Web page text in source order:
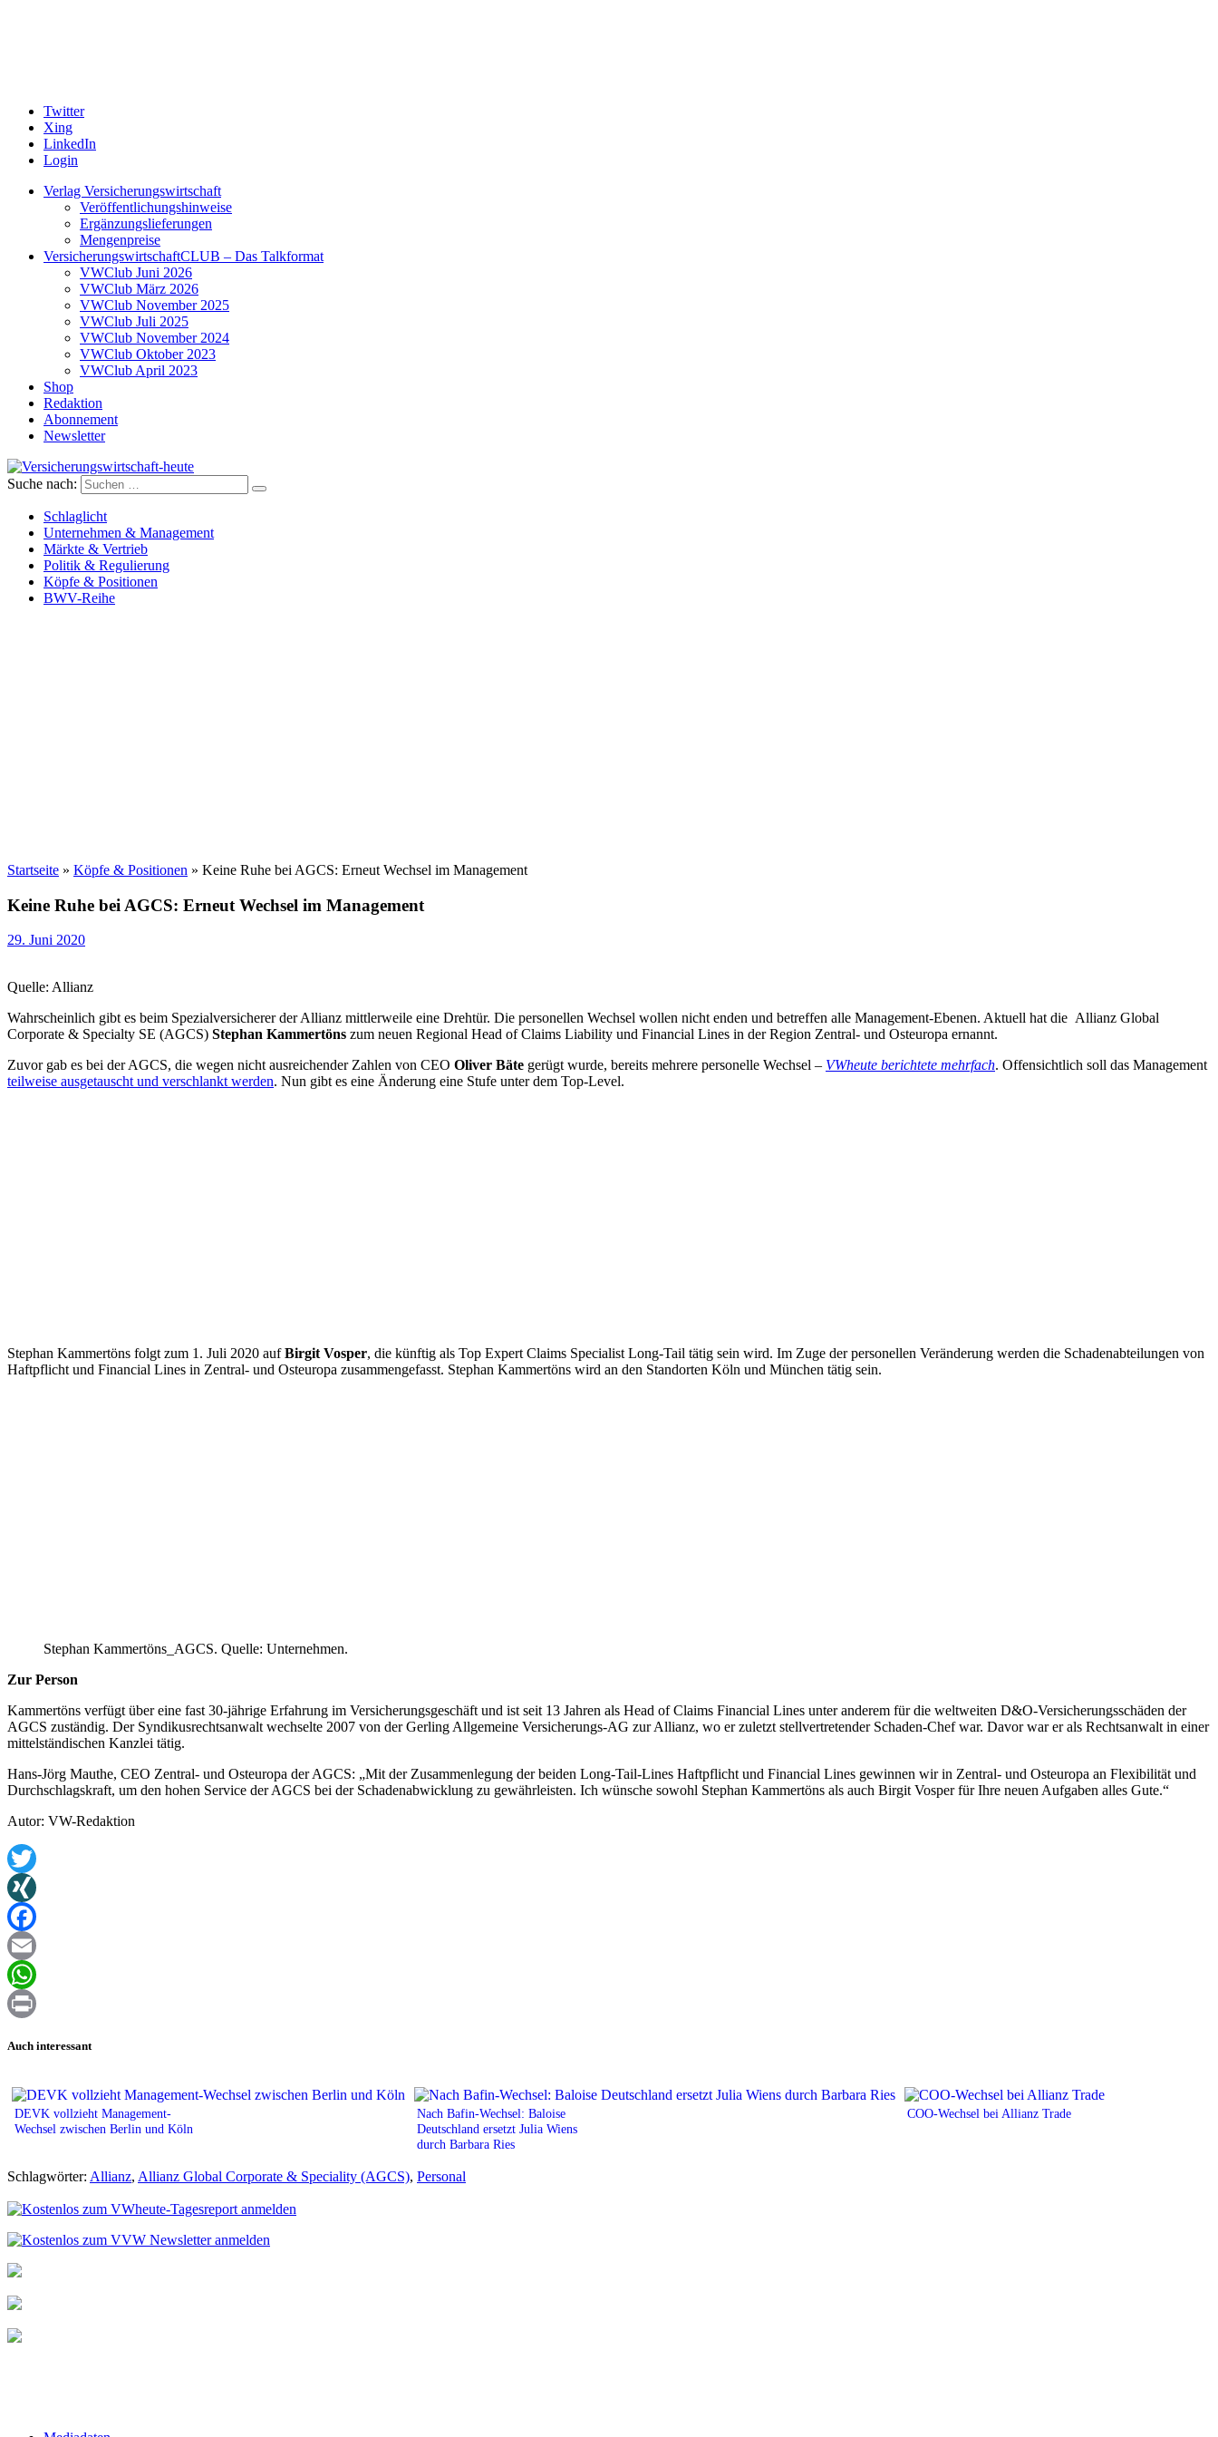
Twitter
Xing
LinkedIn
Login
Verlag Versicherungswirtschaft
Veröffentlichungshinweise
Ergänzungslieferungen
Mengenpreise
VersicherungswirtschaftCLUB – Das Talkformat
VWClub Juni 2026
VWClub März 2026
VWClub November 2025
VWClub Juli 2025
VWClub November 2024
VWClub Oktober 2023
VWClub April 2023
Shop
Redaktion
Abonnement
Newsletter
Versicherungswirtschaft-heute
Suche nach:
Schlaglicht
Unternehmen & Management
Märkte & Vertrieb
Politik & Regulierung
Köpfe & Positionen
BWV-Reihe
Startseite » Köpfe & Positionen » Keine Ruhe bei AGCS: Erneut Wechsel im Management
Keine Ruhe bei AGCS: Erneut Wechsel im Management
29. Juni 2020
Quelle: Allianz
Wahrscheinlich gibt es beim Spezialversicherer der Allianz mittlerweile eine Drehtür. Die personellen Wechsel wollen nicht enden und betreffen alle Management-Ebenen. Aktuell hat die Allianz Global
Corporate & Specialty SE (AGCS) Stephan Kammertöns zum neuen Regional Head of Claims Liability und Financial Lines in der Region Zentral- und Osteuropa ernannt.
Zuvor gab es bei der AGCS, die wegen nicht ausreichender Zahlen von CEO Oliver Bäte gerügt wurde, bereits mehrere personelle Wechsel – VWheute berichtete mehrfach. Offensichtlich soll das Management
teilweise ausgetauscht und verschlankt werden. Nun gibt es eine Änderung eine Stufe unter dem Top-Level.
Stephan Kammertöns folgt zum 1. Juli 2020 aufBirgit Vosper, die künftig als Top Expert Claims Specialist Long-Tail tätig sein wird. Im Zuge der personellen Veränderung werden die Schadenabteilungen von
Haftpflicht und Financial Lines in Zentral- und Osteuropa zusammengefasst. Stephan Kammertöns wird an den Standorten Köln und München tätig sein.
Stephan Kammertöns_AGCS. Quelle: Unternehmen.
Zur Person
Kammertöns verfügt über eine fast 30-jährige Erfahrung im Versicherungsgeschäft und ist seit 13 Jahren als Head of Claims Financial Lines unter anderem für die weltweiten D&O-Versicherungsschäden der
AGCS zuständig. Der Syndikusrechtsanwalt wechselte 2007 von der Gerling Allgemeine Versicherungs-AG zur Allianz, wo er zuletzt stellvertretender Schaden-Chef war. Davor war er als Rechtsanwalt in einer
mittelständischen Kanzlei tätig.
Hans-Jörg Mauthe, CEO Zentral- und Osteuropa der AGCS: „Mit der Zusammenlegung der beiden Long-Tail-Lines Haftpflicht und Financial Lines gewinnen wir in Zentral- und Osteuropa an Flexibilität und
Durchschlagskraft, um den hohen Service der AGCS bei der Schadenabwicklung zu gewährleisten. Ich wünsche sowohl Stephan Kammertöns als auch Birgit Vosper für Ihre neuen Aufgaben alles Gute.“
Autor: VW-Redaktion
Twitter
XING
Facebook
Email
WhatsApp
Auch interessant
DEVK vollzieht Management-
Wechsel zwischen Berlin und Köln
Nach Bafin-Wechsel: Baloise
Deutschland ersetzt Julia Wiens
durch Barbara Ries
COO-Wechsel bei Allianz Trade
Schlagwörter: Allianz, Allianz Global Corporate & Speciality (AGCS), Personal